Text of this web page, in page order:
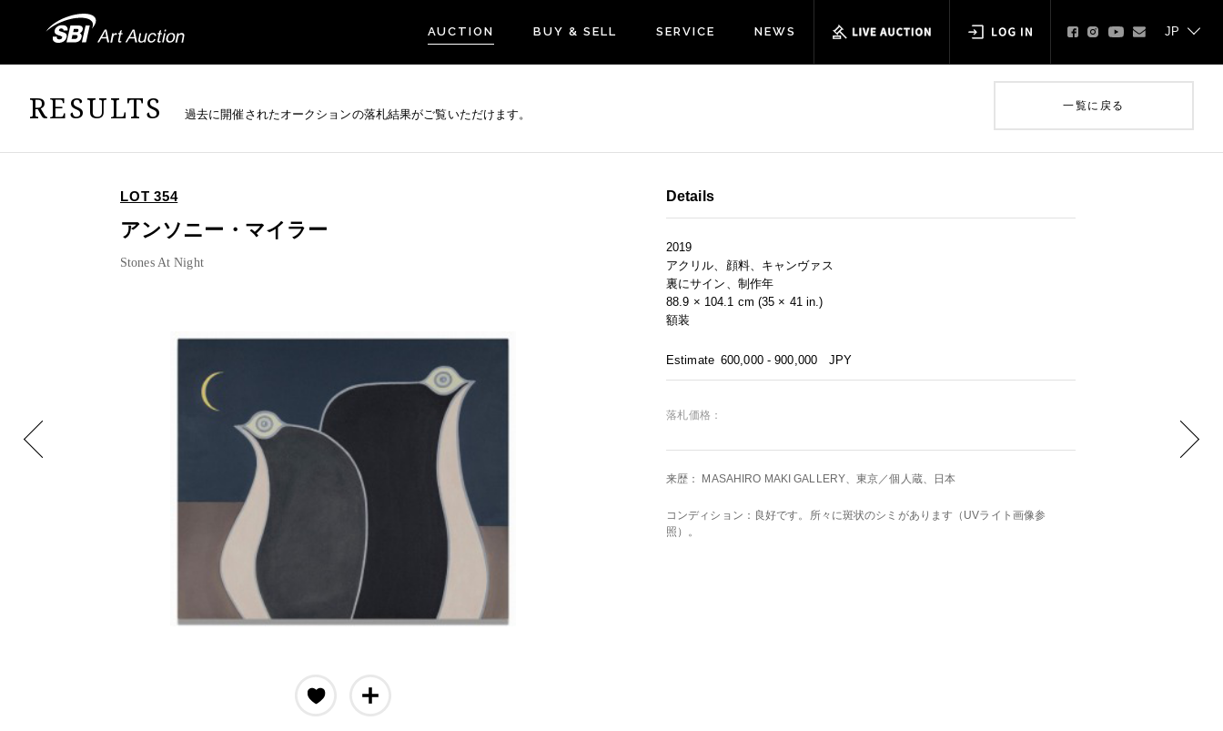
AUCTION BUY & SELL SERVICE NEWS
RESULTS 過去に開催されたオークションの落札結果がご覧いただけます。
一覧に戻る
LOT 354
アンソニー・マイラー
Stones At Night
Details
2019
アクリル、顔料、キャンヴァス
裏にサイン、制作年
88.9 × 104.1 cm (35 × 41 in.)
額装
Estimate 600,000 - 900,000 JPY
落札価格：
来歴： MASAHIRO MAKI GALLERY、東京／個人蔵、日本
コンディション：良好です。所々に斑状のシミがあります（UVライト画像参
照）。